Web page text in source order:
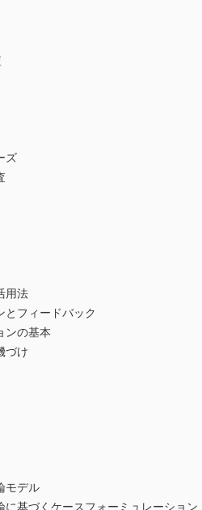
ズ
用法
フィードバック
の基本
づけ
デル
基づくケースフォーミュレーション